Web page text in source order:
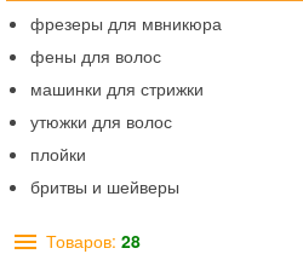
фрезеры для мвникюра
фены для волос
машинки для стрижки
утюжки для волос
плойки
бритвы и шейверы
Товаров: 28